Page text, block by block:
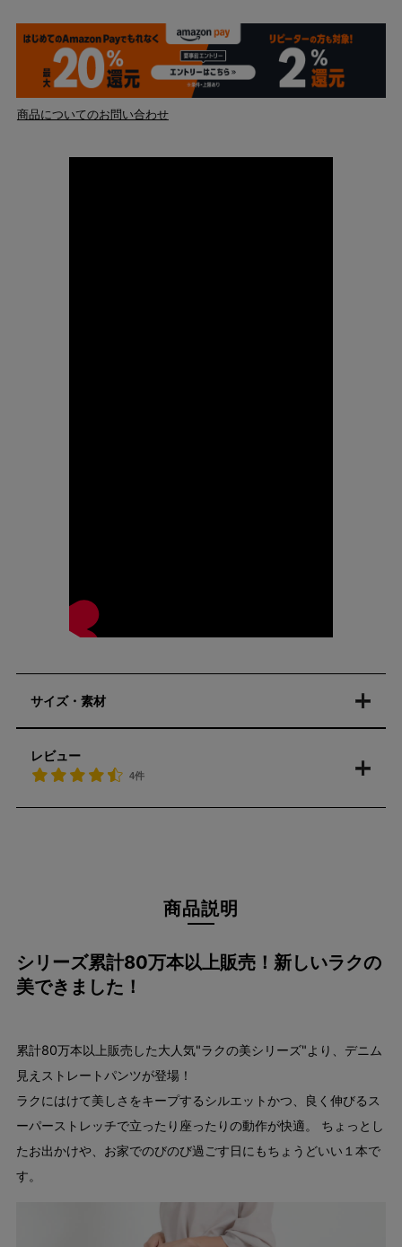
商品についてのお問い合わせ
サイズ・素材
レビュー
4件
商品説明
シリーズ累計80万本以上販売！新しいラクの
美できました！
累計80万本以上販売した大人気"ラクの美シリーズ"より、デニム
見えストレートパンツが登場！
ラクにはけて美しさをキープするシルエットかつ、良く伸びるス
ーパーストレッチで立ったり座ったりの動作が快適。 ちょっとし
たお出かけや、お家でのびのび過ごす日にもちょうどいい１本で
す。